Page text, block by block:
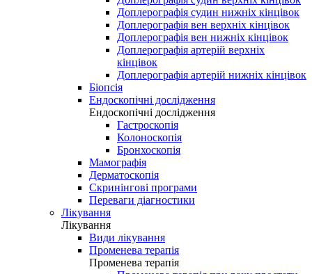
Доплерографія судин нижніх кінцівок
Доплерографія вен верхніх кінцівок
Доплерографія вен нижніх кінцівок
Доплерографія артерій верхніх
кінцівок
Доплерографія артерій нижніх кінцівок
Біопсія
Ендоскопічні дослідження
Ендоскопічні дослідження
Гастроскопія
Колоноскопія
Бронхоскопія
Мамографія
Дерматоскопія
Скринінгові програми
Переваги діагностики
Лікування
Лікування
Види лікування
Променева терапія
Променева терапія